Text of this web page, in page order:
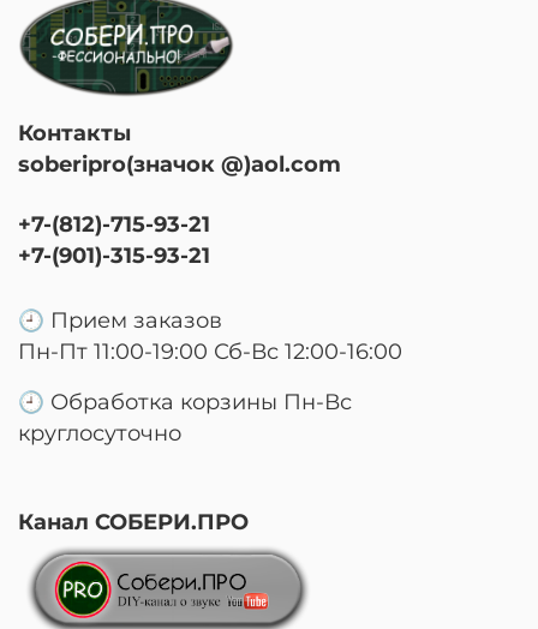
Контакты
soberipro(значок @)aol.com
+7-(812)-715-93-21
+7-(901)-315-93-21
🕘 Прием заказов
Пн-Пт 11:00-19:00 Сб-Вс 12:00-16:00
🕘 Обработка корзины Пн-Вс
круглосуточно
Канал СОБЕРИ.ПРО